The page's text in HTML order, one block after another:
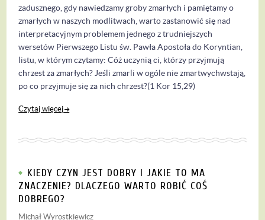
zadusznego, gdy nawiedzamy groby zmarłych i pamiętamy o
zmarłych w naszych modlitwach, warto zastanowić się nad
interpretacyjnym problemem jednego z trudniejszych
wersetów Pierwszego Listu św. Pawła Apostoła do Koryntian,
listu, w którym czytamy: Cóż uczynią ci, którzy przyjmują
chrzest za zmarłych? Jeśli zmarli w ogóle nie zmartwychwstają,
po co przyjmuje się za nich chrzest?(1 Kor 15,29)
Czytaj więcej
KIEDY CZYN JEST DOBRY I JAKIE TO MA
ZNACZENIE? DLACZEGO WARTO ROBIĆ COŚ
DOBREGO?
Michał Wyrostkiewicz